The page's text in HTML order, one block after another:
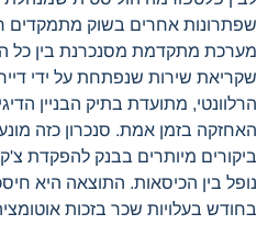
שפתרונות אחרים בשוק מתמקדים
מערכת מתקדמת מסנכרנת בין כל
שקריאת שירות שנפתחת על ידי
הרלוונטי, מתועדת בתיק הבניין
האחזקה בזמן אמת. סנכרון כזה
ביקורים מיותרים בבנק להפקדת
בחודש בעלויות שכר בזכות